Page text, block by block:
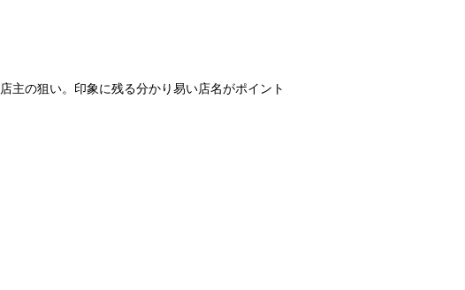
主の狙い。印象に残る分かり易い店名がポイント